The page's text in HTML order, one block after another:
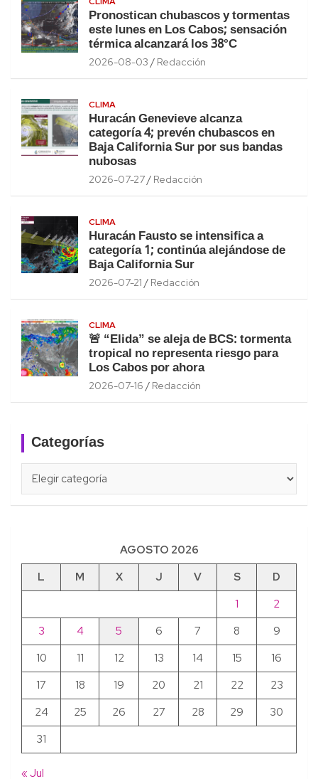
Pronostican chubascos y tormentas
este lunes en Los Cabos; sensación
térmica alcanzará los 38°C
2026-08-03 Redacción
CLIMA
Huracán Genevieve alcanza
categoría 4; prevén chubascos en
Baja California Sur por sus bandas
nubosas
2026-07-27 Redacción
CLIMA
Huracán Fausto se intensifica a
categoría 1; continúa alejándose de
Baja California Sur
2026-07-21 Redacción
CLIMA
🚨 “Elida” se aleja de BCS: tormenta
tropical no representa riesgo para
Los Cabos por ahora
2026-07-16 Redacción
Categorías
AGOSTO 2026
L
M X J V S
D
1
2
3
4 5 6 7 8
9
10
11 12 13 14 15
16
17
18 19 20 21 22
23
24
25 26 27 28 29
30
31
« Jul